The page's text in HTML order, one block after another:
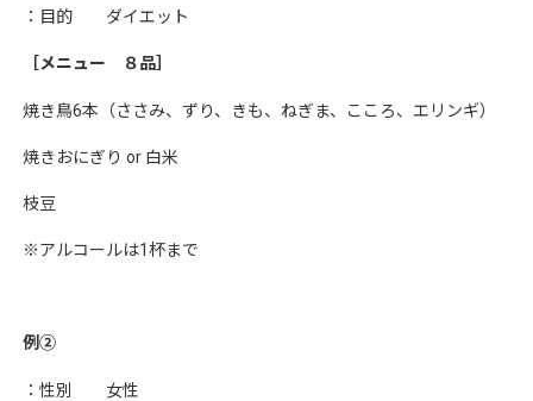
：目的 ダイエット
［メニュー ８品］
焼き鳥6本（ささみ、ずり、きも、ねぎま、こころ、エリンギ）
焼きおにぎり or 白米
枝豆
※アルコールは1杯まで
例②
：性別 女性